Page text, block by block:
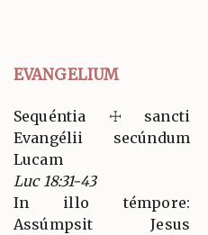
EVANGELIUM
Sequéntia ☩ sancti
Evangélii secúndum
Lucam
Luc 18:31-43
In illo témpore:
Assúmpsit Jesus